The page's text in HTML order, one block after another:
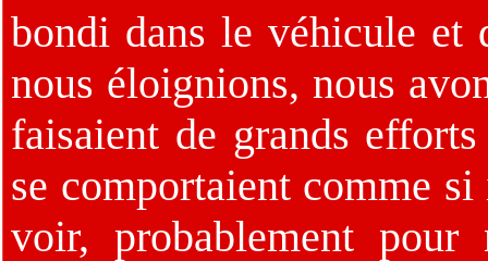
bondi dans le véhicule et
nous éloignions, nous
faisaient de grands
se comportaient comme
voir, probablement